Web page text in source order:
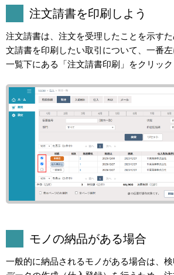
注文請書を印刷しよう
注文請書は、注文を受理したことを示す
文請書を印刷したい取引について、一番左
一覧下にある「注文請書印刷」をクリック
モノの納品がある場合
一般的に納品されるモノがある場合は、